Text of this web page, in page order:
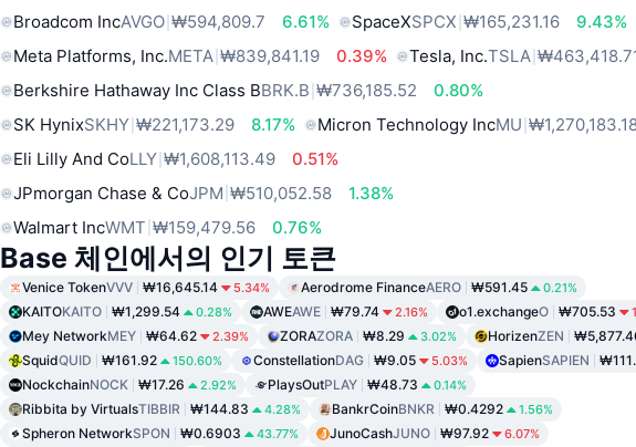
Broadcom IncAVGO ₩594,809.7 6.61% SpaceXSPCX ₩165,231.16
9.43%
Meta Platforms, Inc.META ₩839,841.19 0.39% Tesla, Inc.TSLA
Berkshire Hathaway Inc Class BBRK.B ₩736,185.52
0.80%
SK HynixSKHY ₩221,173.29 8.17% Micron Technology IncMU
Eli Lilly And CoLLY ₩1,608,113.49
0.51%
JPmorgan Chase & CoJPM ₩510,052.58
1.38%
Walmart IncWMT ₩159,479.56 0.76%
Base 체인에서의 인기 토큰
Venice TokenVVV ₩16,645.14 5.34% Aerodrome FinanceAERO ₩591.45 0.21%
KAITOKAITO ₩1,299.54 0.28% AWEAWE ₩79.74 2.16% o1.exchangeO ₩705.53
Mey NetworkMEY ₩64.62 2.39% ZORAZORA ₩8.29 3.02% HorizenZEN
SquidQUID ₩161.92 150.60% ConstellationDAG ₩9.05 5.03% SapienSAPIEN
NockchainNOCK ₩17.26 2.92% PlaysOutPLAY ₩48.73 0.14%
Ribbita by VirtualsTIBBIR ₩144.83 4.28% BankrCoinBNKR ₩0.4292 1.56%
Spheron NetworkSPON ₩0.6903 43.77% JunoCashJUNO ₩97.92 6.07%